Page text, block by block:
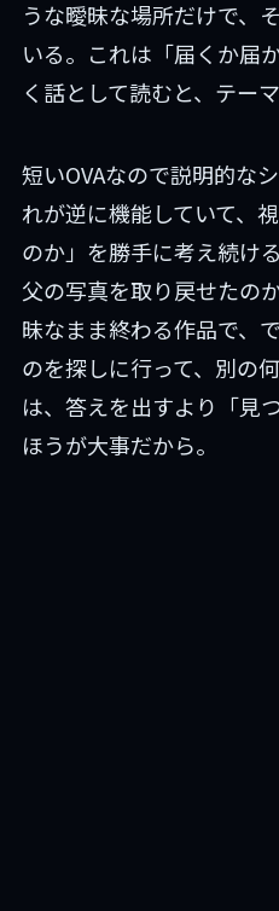
うな曖昧な場所だけで、
いる。これは「届くか届
く話として読むと、テー
短いOVAなので説明的な
れが逆に機能していて、
のか」を勝手に考え続け
父の写真を取り戻せたの
昧なまま終わる作品で、
のを探しに行って、別の
は、答えを出すより「見
ほうが大事だから。